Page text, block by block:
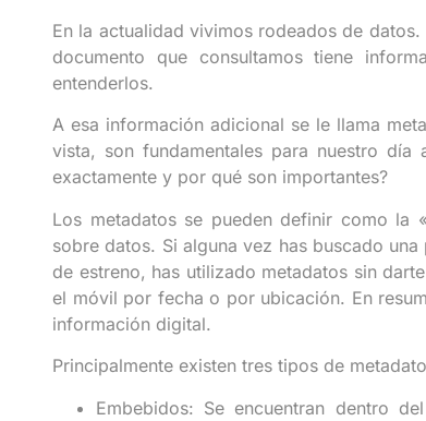
En la actualidad vivimos rodeados de
documento que consultamos tiene
entenderlos.
A esa información adicional se le llama
vista, son fundamentales para nuestro
exactamente y por qué son importantes?
Los metadatos se pueden definir como la
sobre datos. Si alguna vez has buscado
de estreno, has utilizado metadatos sin
el móvil por fecha o por ubicación. En
información digital.
Principalmente existen tres tipos de
Embebidos: Se encuentran dentro